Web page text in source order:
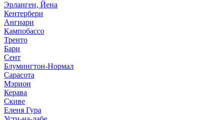
Эрланген, Йена
Кентербери
Ангиари
Кампобассо
Тренто
Бари
Сент
Блумингтон-Нормал
Сарасота
Мэрион
Керава
Скиве
Еленя Гура